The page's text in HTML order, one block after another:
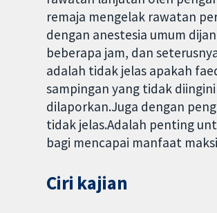
remaja mengelak rawatan
dengan anestesia umum
beberapa jam, dan
adalah tidak jelas apakah
sampingan yang tidak
dilaporkan.Juga dengan
tidak jelas.Adalah penting
bagi mencapai manfaat
Ciri kajian